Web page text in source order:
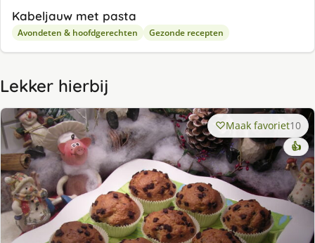
Kabeljauw met pasta
Avondeten & hoofdgerechten Gezonde recepten
Lekker hierbij
Maak favoriet10
👍